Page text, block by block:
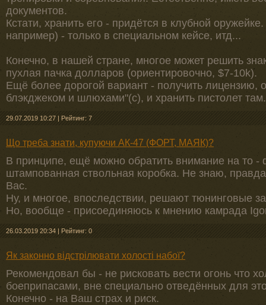
документов.
Кстати, хранить его - придётся в клубной
например) - только в специальном кейсе, итд...
Конечно, в нашей стране, многое может решить
пухлая пачка долларов (ориентировочно, $7-10k).
Ещё более дорогой вариант - получить лицензию,
блэкджеком и шлюхами"(с), и хранить пистолет
29.07.2019 10:27 | Рейтинг: 7
Що треба знати, купуючи АК-47 (ФОРТ, МАЯК)?
В принципе, ещё можно обратить внимание на то -
штампованная ствольная коробка. Не знаю,
Вас.
Ну, и многое, впоследствии, решают тюнинговые
Но, вообще - присоединяюсь к мнению камрада
26.03.2019 20:34 | Рейтинг: 0
Як законно відстрілювати холості набої?
Рекомендовал бы - не рисковать вести огонь что
боеприпасами, вне специально отведённых для
Конечно - на Ваш страх и риск.